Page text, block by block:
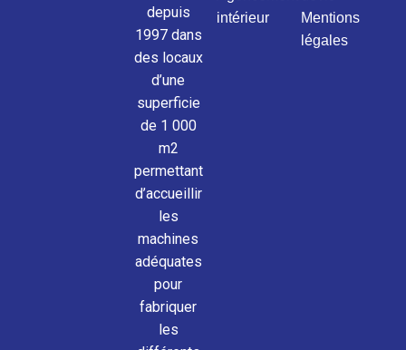
depuis
1997 dans
des locaux
d’une
superficie
de 1 000
m2
permettant
d’accueillir
les
machines
adéquates
pour
fabriquer
les
intérieur
Mentions
légales